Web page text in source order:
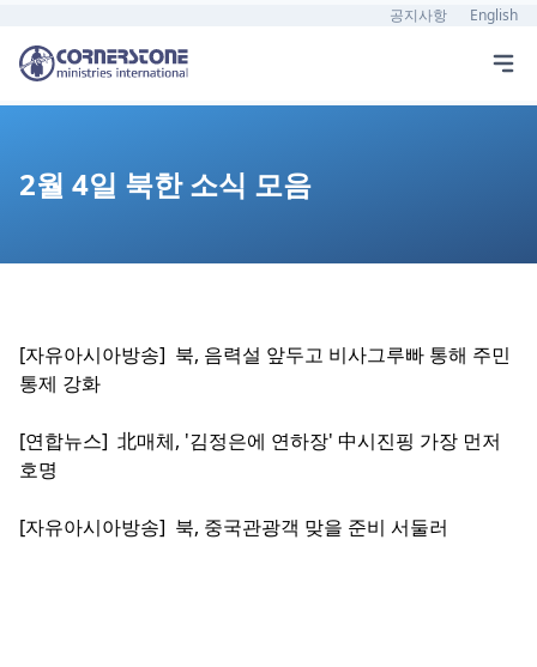
공지사항 English
2월 4일 북한 소식 모음
[자유아시아방송] 북, 음력설 앞두고 비사그루빠 통해 주민
통제 강화
[연합뉴스] 北매체, '김정은에 연하장' 中시진핑 가장 먼저
호명
[자유아시아방송] 북, 중국관광객 맞을 준비 서둘러